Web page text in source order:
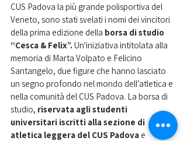
CUS Padova la più grande polisportiva del
Veneto, sono stati svelati i nomi dei vincitori
della prima edizione della borsa di studio
“Cesca & Felix”. Un'iniziativa intitolata alla
memoria di Marta Volpato e Felicino
Santangelo, due figure che hanno lasciato
un segno profondo nel mondo dell’atletica e
nella comunità del CUS Padova. La borsa di
studio, riservata agli studenti
universitari iscritti alla sezione di
atletica leggera del CUS Padova e